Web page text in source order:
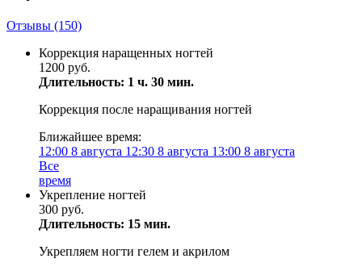
Отзывы (150)
Коррекция наращенных ногтей
1200 руб.
Длительность: 1 ч. 30 мин.
Коррекция после наращивания ногтей
Ближайшее время:
12:00 8 августа 12:30 8 августа 13:00 8 августа
Все
время
Укрепление ногтей
300 руб.
Длительность: 15 мин.
Укрепляем ногти гелем и акрилом